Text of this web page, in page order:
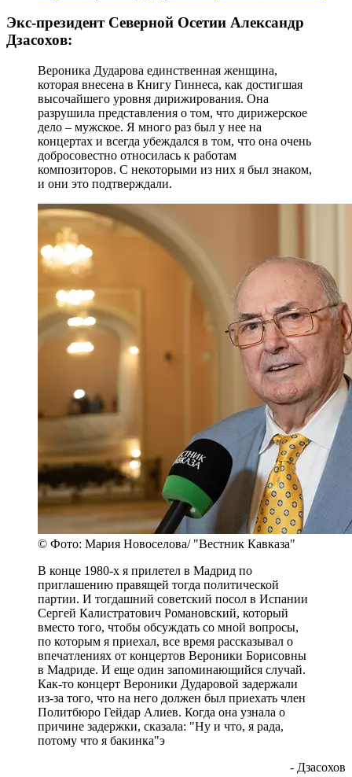
Экс-президент Северной Осетии Александр
Дзасохов:
Вероника Дударова единственная женщина,
которая внесена в Книгу Гиннеса, как достигшая
высочайшего уровня дирижирования. Она
разрушила представления о том, что дирижерское
дело – мужское. Я много раз был у нее на
концертах и всегда убеждался в том, что она очень
добросовестно относилась к работам
композиторов. С некоторыми из них я был знаком,
и они это подтверждали.
© Фото: Мария Новоселова/ "Вестник Кавказа"
В конце 1980-х я прилетел в Мадрид по
приглашению правящей тогда политической
партии. И тогдашний советский посол в Испании
Сергей Калистратович Романовский, который
вместо того, чтобы обсуждать со мной вопросы,
по которым я приехал, все время рассказывал о
впечатлениях от концертов Вероники Борисовны
в Мадриде. И еще один запоминающийся случай.
Как-то концерт Вероники Дударовой задержали
из-за того, что на него должен был приехать член
Политбюро Гейдар Алиев. Когда она узнала о
причине задержки, сказала: "Ну и что, я рада,
потому что я бакинка"э
- Дзасохов